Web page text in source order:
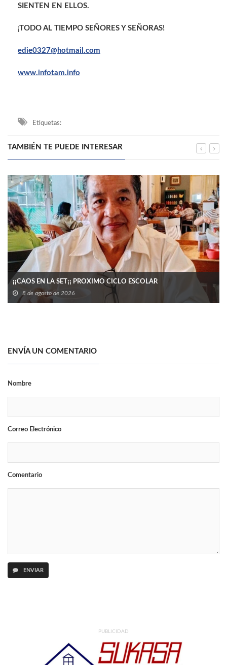
SIENTEN EN ELLOS.
¡TODO AL TIEMPO SEÑORES Y SEÑORAS!
edie0327@hotmail.com
www.infotam.info
Etiquetas:
TAMBIÉN TE PUEDE INTERESAR
¡¡CAOS EN LA SET¡¡ PROXIMO CICLO ESCOLAR
8 de agosto de 2026
ENVÍA UN COMENTARIO
Nombre
Correo Electrónico
Comentario
ENVIAR
PUBLICIDAD